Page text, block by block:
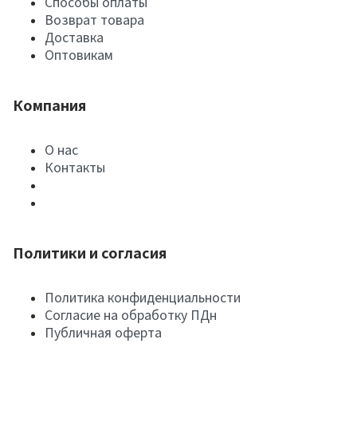
Возврат товара
Доставка
Оптовикам
Компания
О нас
Контакты
Политики и согласия
Политика конфиденциальности
Согласие на обработку ПДн
Публичная оферта